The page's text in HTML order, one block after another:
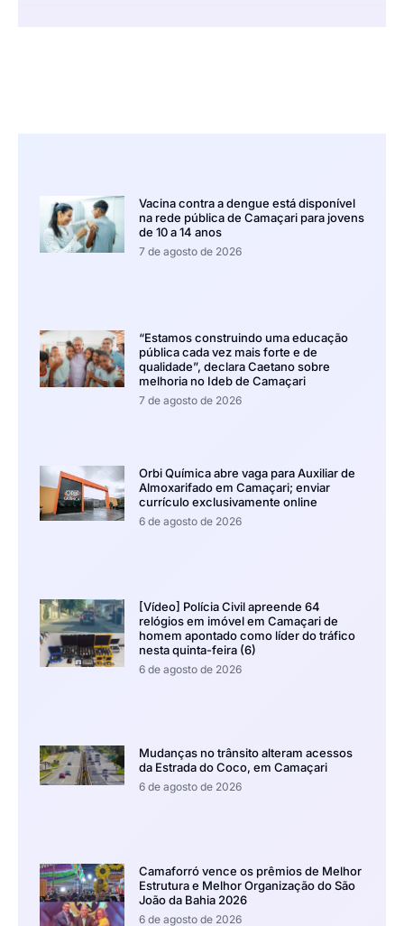
Vacina contra a dengue está disponível
na rede pública de Camaçari para jovens
de 10 a 14 anos
7 de agosto de 2026
“Estamos construindo uma educação
pública cada vez mais forte e de
qualidade”, declara Caetano sobre
melhoria no Ideb de Camaçari
7 de agosto de 2026
Orbi Química abre vaga para Auxiliar de
Almoxarifado em Camaçari; enviar
currículo exclusivamente online
6 de agosto de 2026
[Vídeo] Polícia Civil apreende 64
relógios em imóvel em Camaçari de
homem apontado como líder do tráfico
nesta quinta-feira (6)
6 de agosto de 2026
Mudanças no trânsito alteram acessos
da Estrada do Coco, em Camaçari
6 de agosto de 2026
Camaforró vence os prêmios de Melhor
Estrutura e Melhor Organização do São
João da Bahia 2026
6 de agosto de 2026